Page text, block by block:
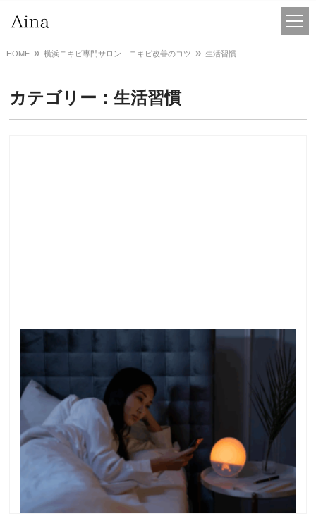
HOME 横浜ニキビ専門サロン ニキビ改善のコツ 生活習慣
カテゴリー：生活習慣
ニキビのないお肌作りには、寝る前のスマホを
●ニキビのないお肌作りには、寝る前のスマホをやめ
よう＾＾ こんにちは＾＾ 横浜で、ニキビ専門サロン
を開いている益子早百合です。 何度も繰り返しでき
る、お顔のニキビ・ニキビ跡などのお悩みに特化し
た、フェイシャルエステサロンです。 朝起きたら、